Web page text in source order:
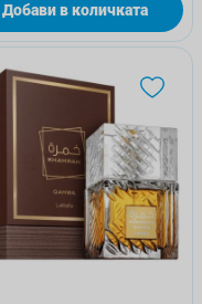
Добави в количката